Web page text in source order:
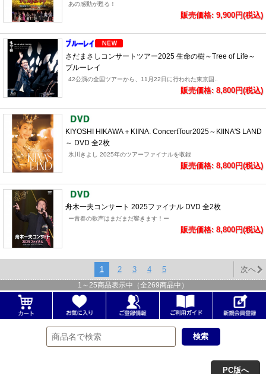
あの感動が甦る！
販売価格: 9,900円(税込)
さだまさしコンサートツアー2025 生命の樹～Tree of Life～
ブルーレイ
42公演の全国ツアーから、11月22日に行われた東京国..
販売価格: 8,800円(税込)
KIYOSHI HIKAWA＋KIINA. ConcertTour2025～KIINA'S LAND
～ DVD 全2枚
氷川きよし 2025年のツアーファイナルを収録
販売価格: 8,800円(税込)
舟木一夫コンサート 2025ファイナル DVD 全2枚
ー青春の歌声はまだまだ響きます！ー
販売価格: 8,800円(税込)
1 2 3 4 5 次へ
1 ～ 25商品表示中（全269商品中）
PC版へ